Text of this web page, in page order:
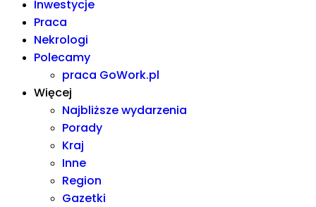
Inwestycje
Praca
Nekrologi
Polecamy
praca GoWork.pl
Więcej
Najbliższe wydarzenia
Porady
Kraj
Inne
Region
Gazetki